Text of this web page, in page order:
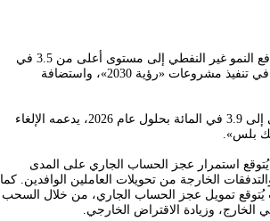
وتوقّع الصندوق أن يبقى الطلب المحلي قوياً، وأن يدفع النمو غير النفطي إلى مستوى أعلى من 3.5 في
المائة على المدى المتوسط، وذلك بفضل الاستمرار في تنفيذ مشروعات «رؤية 2030»، واستضافة
كما توقّع تسارع وتيرة إجمالي الناتج المحلي الحقيقي إلى 3.9 في المائة بحلول عام 2026، يدعمه الإلغاء
بلس».
استمرار عجز الحساب الجاري على المدى
الخارجة من تحويلات العاملين الوافدين. كما
يُتوقع تمويل عجز الحساب الجاري، من خلال السحب
الخارج، وزيادة الاقتراض الخارجي.